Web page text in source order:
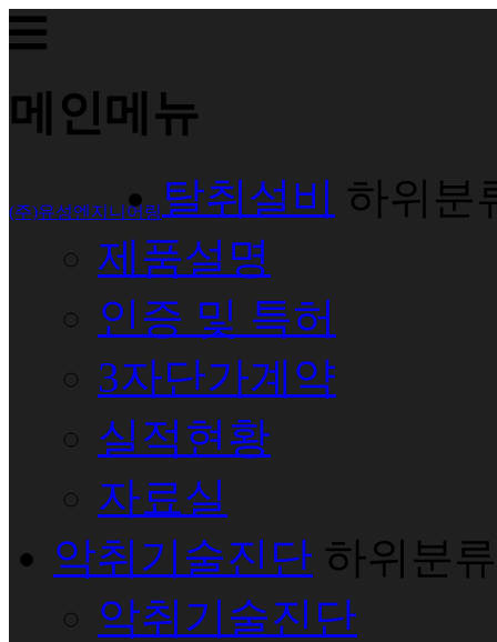
메인메뉴
(주)유성엔지니어링 탈취설비 하위분
제품설명
인증 및 특허
3자단가계약
실적현황
자료실
악취기술진단 하위분류
악취기술진단